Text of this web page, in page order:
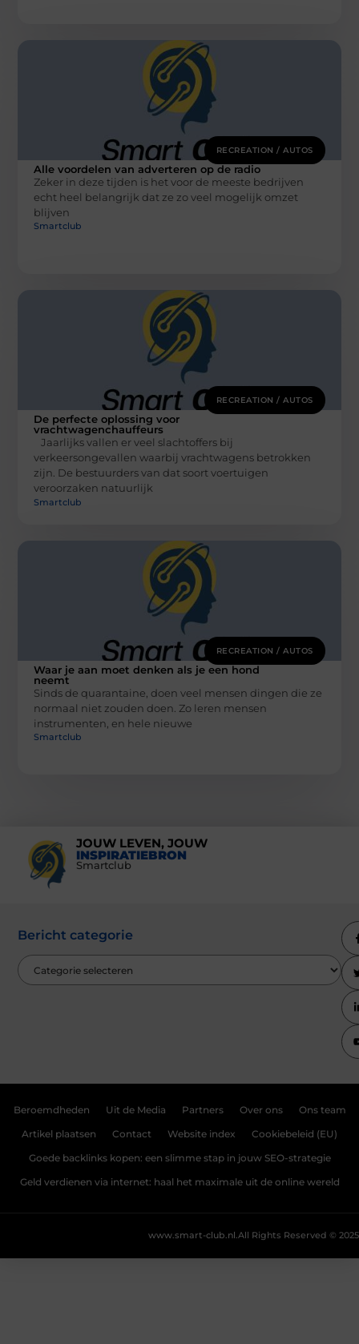
RECREATION / AUTOS
Alle voordelen van adverteren op de radio
Zeker in deze tijden is het voor de meeste bedrijven
echt heel belangrijk dat ze zo veel mogelijk omzet
blijven
Smartclub
RECREATION / AUTOS
De perfecte oplossing voor
vrachtwagenchauffeurs
Jaarlijks vallen er veel slachtoffers bij
verkeersongevallen waarbij vrachtwagens betrokken
zijn. De bestuurders van dat soort voertuigen
veroorzaken natuurlijk
Smartclub
RECREATION / AUTOS
Waar je aan moet denken als je een hond
neemt
Sinds de quarantaine, doen veel mensen dingen die ze
normaal niet zouden doen. Zo leren mensen
instrumenten, en hele nieuwe
Smartclub
JOUW LEVEN, JOUW
INSPIRATIEBRON
Smartclub
Bericht categorie
Beroemdheden Uit de Media Partners Over ons Ons team
Artikel plaatsen Contact Website index Cookiebeleid (EU)
Goede backlinks kopen: een slimme stap in jouw SEO-strategie
Geld verdienen via internet: haal het maximale uit de online wereld
All Rights Reserved © 2025
www.smart-club.nl.